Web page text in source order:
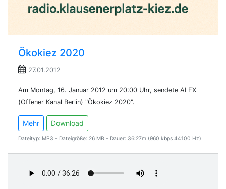
Ökokiez 2020
27.01.2012
Am Montag, 16. Januar 2012 um 20:00 Uhr, sendete ALEX
(Offener Kanal Berlin) "Ökokiez 2020".
Mehr Download
Dateityp: MP3 - Dateigröße: 26 MB - Dauer: 36:27m (960 kbps 44100 Hz)